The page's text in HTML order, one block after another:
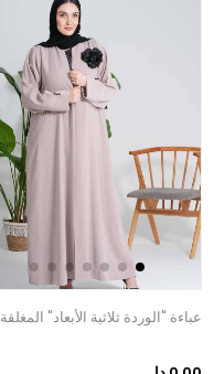
عباءة "الوردة ثلاثية الأبعاد" المغلقة